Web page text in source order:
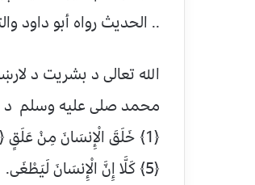
.. الحديث رواه أبو داود
الله تعالی د بشریت د
محمد صلی علیه وسلم د
﴿5﴾ كَلَّا إِنَّ الْإِنسَانَ